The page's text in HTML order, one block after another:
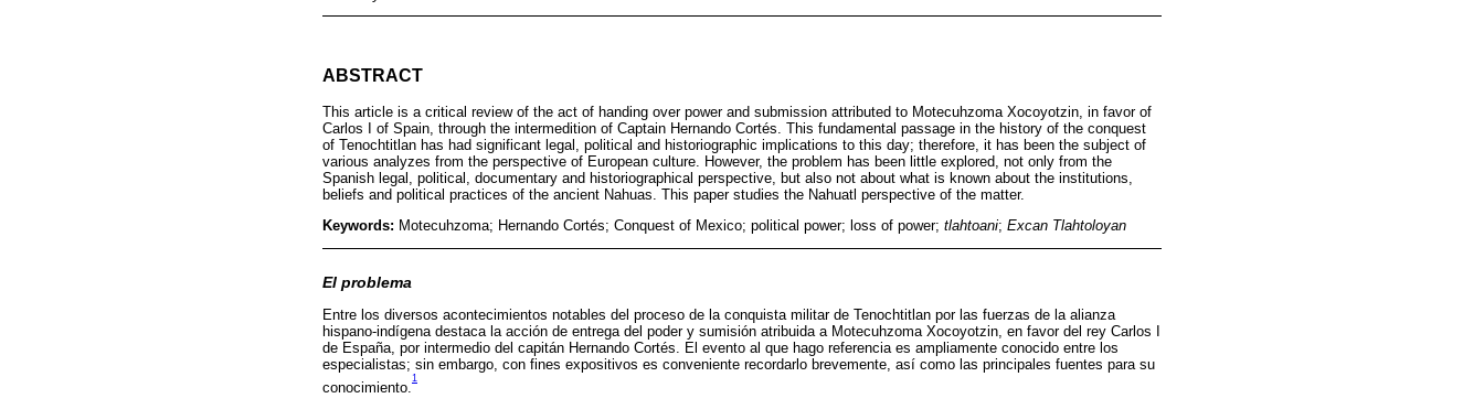
ABSTRACT
This article is a critical review of the act of handing over power and submission attributed to Motecuhzoma Xocoyotzin, in favor of
Carlos I of Spain, through the intermedition of Captain Hernando Cortés. This fundamental passage in the history of the conquest
of Tenochtitlan has had significant legal, political and historiographic implications to this day; therefore, it has been the subject of
various analyzes from the perspective of European culture. However, the problem has been little explored, not only from the
Spanish legal, political, documentary and historiographical perspective, but also not about what is known about the institutions,
beliefs and political practices of the ancient Nahuas. This paper studies the Nahuatl perspective of the matter.
Keywords: Motecuhzoma; Hernando Cortés; Conquest of Mexico; political power; loss of power; tlahtoani; Excan Tlahtoloyan
El problema
Entre los diversos acontecimientos notables del proceso de la conquista militar de Tenochtitlan por las fuerzas de la alianza
hispano-indígena destaca la acción de entrega del poder y sumisión atribuida a Motecuhzoma Xocoyotzin, en favor del rey Carlos I
de España, por intermedio del capitán Hernando Cortés. El evento al que hago referencia es ampliamente conocido entre los
especialistas; sin embargo, con fines expositivos es conveniente recordarlo brevemente, así como las principales fuentes para su
conocimiento.
1